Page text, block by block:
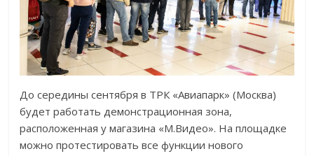
До середины сентября в ТРК «Авиапарк» (Москва)
будет работать демонстрационная зона,
расположенная у магазина «М.Видео». На площадке
можно протестировать все функции нового